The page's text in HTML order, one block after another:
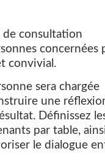
de consultation
concernées
convivial.
sera chargée
une
Définissez
par table,
le dialogue